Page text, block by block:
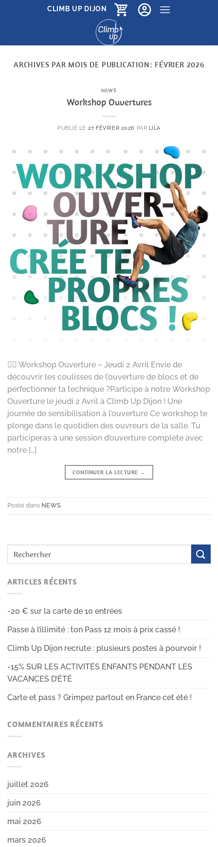
CLIMB UP DIJON
ARCHIVES PAR MOIS DE PUBLICATION: FÉVRIER 2026
NEWS
Workshop Ouvertures
PUBLIÉ LE 27 FÉVRIER 2026 PAR LILA
🧗‍♂️ Workshop Ouverture – Jeudi 2 Avril Envie de
découvrir les coulisses de l’ouverture de blocs et de
perfectionner ta technique ?Participe à notre Workshop
Ouverture le jeudi 2 Avril à Climb Up Dijon ! Une
journée de sensibilisation à l’ouverture Ce workshop te
plonge dans le quotidien des ouvreurs de la salle. Tu
participeras à une session d’ouverture complète avec
notre […]
CONTINUER LA LECTURE →
Posté dans NEWS
ARTICLES RÉCENTS
-20 € sur la carte de 10 entrées
Passe à l’illimité : ton Pass 12 mois à prix cassé !
Climb Up Dijon recrute : plusieurs postes à pourvoir !
-15% SUR LES ACTIVITÉS ENFANTS PENDANT LES
VACANCES D’ÉTÉ
Carte et pass ? Grimpez partout en France cet été !
COMMENTAIRES RÉCENTS
ARCHIVES
juillet 2026
juin 2026
mai 2026
mars 2026